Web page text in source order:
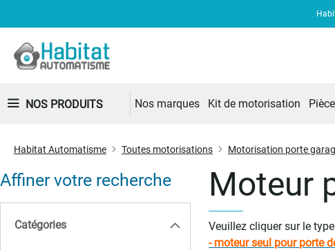
NOS PRODUITS Nos marques Kit de motorisation
Habitat Automatisme Toutes motorisations Motorisation porte
Moteur
Veuillez cliquer sur le
- moteur seul pour porte
Affiner votre recherche
Catégories